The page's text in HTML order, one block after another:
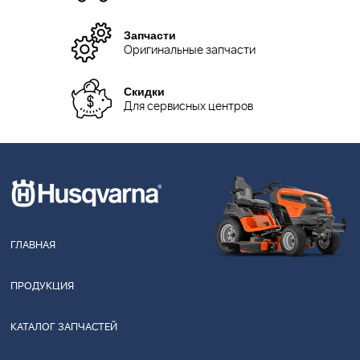
Запчасти
Оригинальные запчасти
Скидки
Для сервисных центров
ГЛАВНАЯ
ПРОДУКЦИЯ
КАТАЛОГ ЗАПЧАСТЕЙ